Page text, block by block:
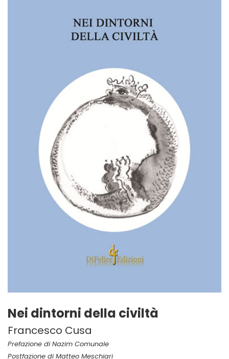
Nei dintorni della civiltà
Francesco Cusa
Prefazione di Nazim Comunale
Postfazione di Matteo Meschiari